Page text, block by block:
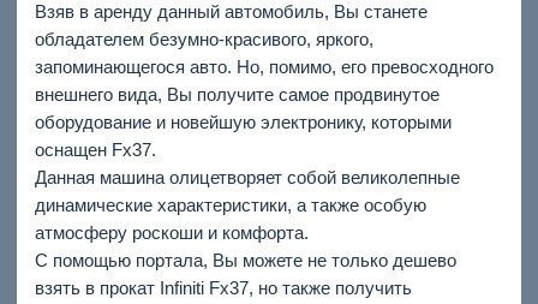
Взяв в аренду данный автомобиль, Вы станете
обладателем безумно-красивого, яркого,
запоминающегося авто. Но, помимо, его превосходного
внешнего вида, Вы получите самое продвинутое
оборудование и новейшую электронику, которыми
оснащен Fx37.
Данная машина олицетворяет собой великолепные
динамические характеристики, а также особую
атмосферу роскоши и комфорта.
С помощью портала, Вы можете не только дешево
взять в прокат Infiniti Fx37, но также получить